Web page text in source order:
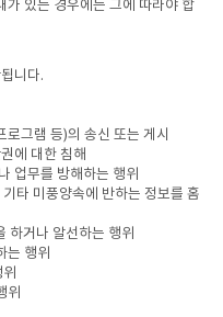
가 있는 경우에는 그에 따라야 합
니다.
그램 등)의 송신 또는 게시
에 대한 침해
업무를 방해하는 행위
타 미풍양속에 반하는 정보를 홈
하거나 알선하는 행위
는 행위
위